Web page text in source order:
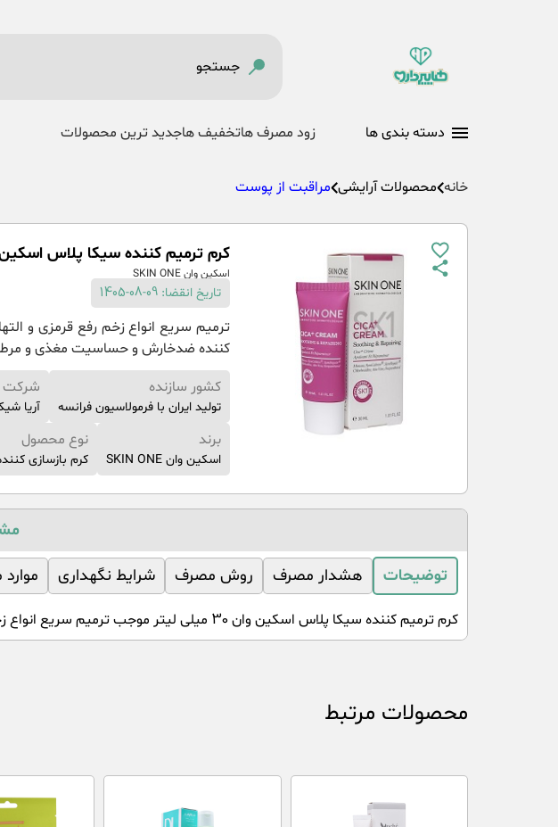
دسته بندی ها زود مصرف هاتخفیف هاجدید ترین محصولات
خانه محصولات آرایشی مراقبت از پوست
کرم ترمیم کننده سیکا پلاس اسکین وان 30
اسکین وان SKIN ONE
تاریخ انقضا: 09-08-1405
ترمیم سریع انواع زخم رفع قرمزی و
کننده ضدخارش و حساسیت مغذی و
کشور سازنده
تولید ایران با فرمولاسیون فرانسه
شرکت
آریا
برند
اسکین وان SKIN ONE
نوع محصول
کرم بازسازی
توضیحات هشدار مصرف روش مصرف شرایط نگهداری
کرم ترمیم کننده سیکا پلاس اسکین وان 30 میلی لیتر موجب ترمیم سریع انواع زخم میشود.
محصولات مرتبط